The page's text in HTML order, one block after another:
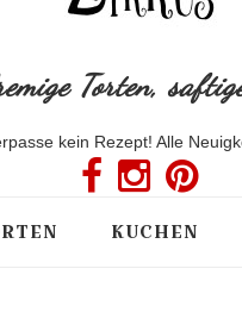
Torten,
kein Rezept! Alle
KUCHEN